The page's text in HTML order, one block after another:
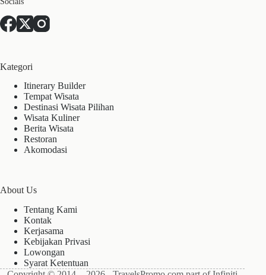
Kategori
Itinerary Builder
Tempat Wisata
Destinasi Wisata Pilihan
Wisata Kuliner
Berita Wisata
Restoran
Akomodasi
About Us
Tentang Kami
Kontak
Kerjasama
Kebijakan Privasi
Lowongan
Syarat Ketentuan